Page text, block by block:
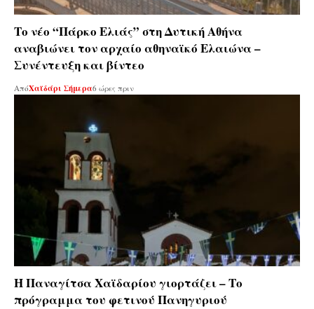
Το νέο “Πάρκο Ελιάς” στη Δυτική Αθήνα
αναβιώνει τον αρχαίο αθηναϊκό Ελαιώνα –
Συνέντευξη και βίντεο
ΑπόΧαϊδάρι Σήμερα6 ώρες πριν
Η Παναγίτσα Χαϊδαρίου γιορτάζει – Το
πρόγραμμα του φετινού Πανηγυριού